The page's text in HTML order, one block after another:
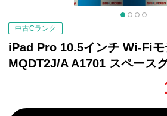
中古Cランク
iPad Pro 10.5インチ Wi-Fi
MQDT2J/A A1701 スペース